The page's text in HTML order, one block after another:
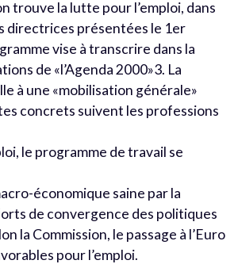
trouve la lutte pour l’emploi, dans
directrices présentées le 1er
vise à transcrire dans la
de «l’Agenda 2000»3. La
à une «mobilisation générale»
concrets suivent les professions
le programme de travail se
économique saine par la
de convergence des politiques
la Commission, le passage à l’Euro
pour l’emploi.